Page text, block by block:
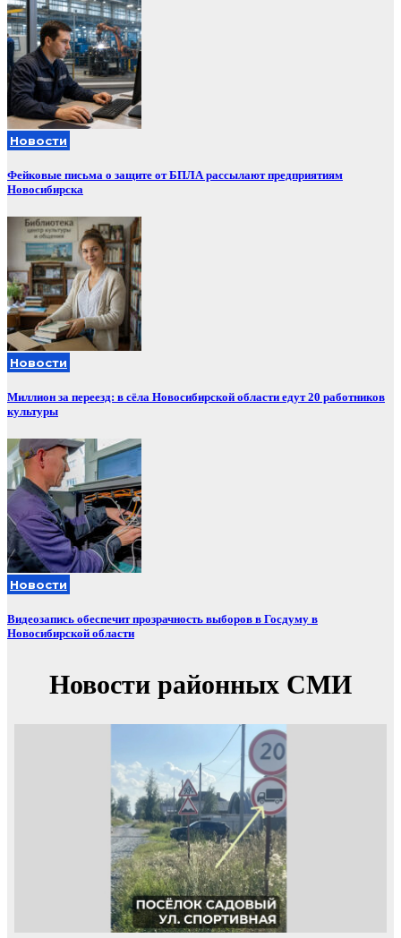
Новости
Фейковые письма о защите от БПЛА рассылают предприятиям
Новосибирска
Новости
Миллион за переезд: в сёла Новосибирской области едут 20 работников
культуры
Новости
Видеозапись обеспечит прозрачность выборов в Госдуму в
Новосибирской области